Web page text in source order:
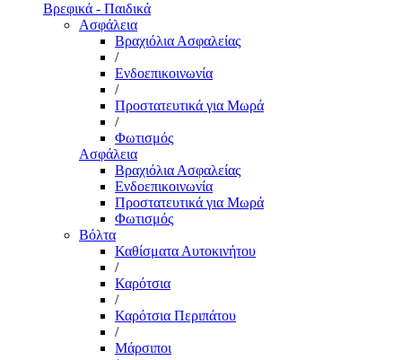
Βρεφικά - Παιδικά
Ασφάλεια
Βραχιόλια Ασφαλείας
/
Ενδοεπικοινωνία
/
Προστατευτικά για Μωρά
/
Φωτισμός
Ασφάλεια
Βραχιόλια Ασφαλείας
Ενδοεπικοινωνία
Προστατευτικά για Μωρά
Φωτισμός
Βόλτα
Καθίσματα Αυτοκινήτου
/
Καρότσια
/
Καρότσια Περιπάτου
/
Μάρσιποι